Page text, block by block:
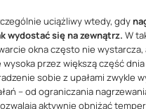
uciążliwy wtedy, gdy
wydostać się na zewnątrz. W
okna często nie
przez większą część dnia
sobie z upałami zwykle
– od ograniczania
aktywnie obniżać